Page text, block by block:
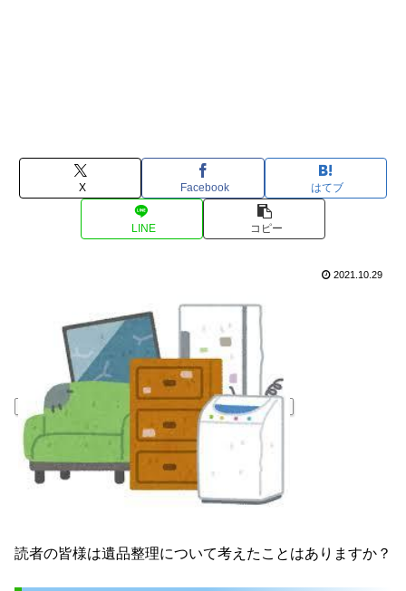
X Facebook はてブ
LINE コピー
2021.10.29
読者の皆様は遺品整理について考えたことはありますか？